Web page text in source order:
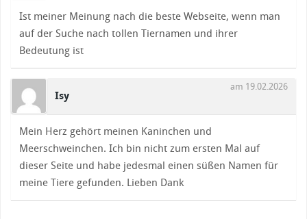
Ist meiner Meinung nach die beste Webseite, wenn man
auf der Suche nach tollen Tiernamen und ihrer
Bedeutung ist
Isy
am 19.02.2026
Mein Herz gehört meinen Kaninchen und
Meerschweinchen. Ich bin nicht zum ersten Mal auf
dieser Seite und habe jedesmal einen süßen Namen für
meine Tiere gefunden. Lieben Dank